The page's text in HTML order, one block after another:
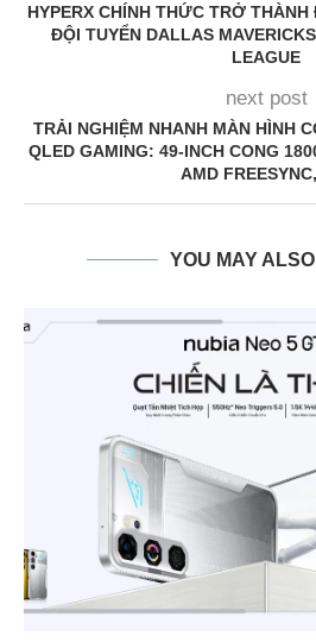
HYPERX CHÍNH THỨC TRỞ
ĐỘI TUYỂN DALLAS
LEAGUE
next post
TRẢI NGHIỆM NHANH MÀN HÌNH
QLED GAMING: 49-INCH CONG
AMD
YOU MAY